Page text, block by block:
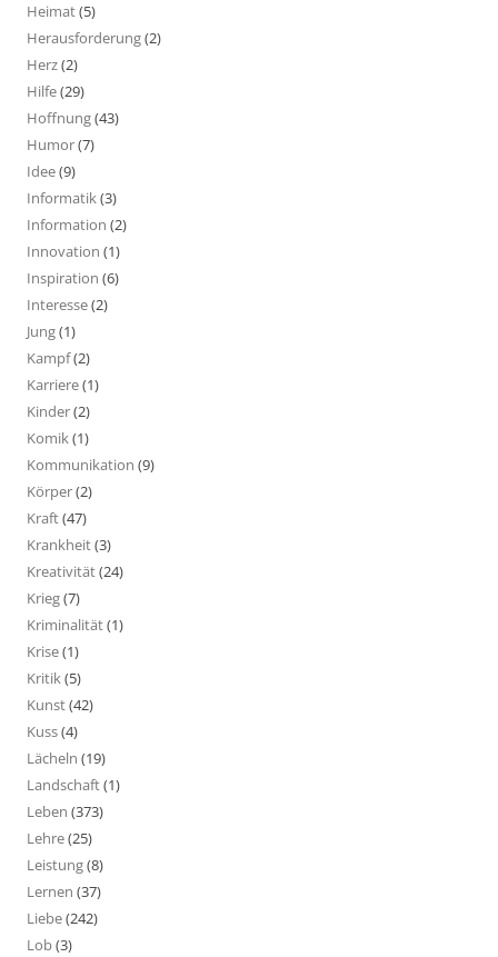
Heimat(5)
Herausforderung(2)
Herz(2)
Hilfe(29)
Hoffnung(43)
Humor(7)
Idee(9)
Informatik(3)
Information (2)
Innovation (1)
Inspiration (6)
Interesse(2)
Jung(1)
Kampf(2)
Karriere(1)
Kinder(2)
Komik(1)
Kommunikation (9)
Körper(2)
Kraft(47)
Krankheit(3)
Kreativität(24)
Krieg(7)
Kriminalität(1)
Krise(1)
Kritik(5)
Kunst(42)
Kuss(4)
Lächeln (19)
Landschaft(1)
Leben (373)
Lehre(25)
Leistung(8)
Lernen (37)
Liebe(242)
Lob(3)